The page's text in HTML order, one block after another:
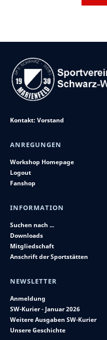
Kontakt: Vorstand
ANREGUNGEN
Workshop Homepage
Logout
Fanshop
INFORMATION
Suchen nach ...
Downloads
Mitgliedschaft
Anschrift der Sportstätten
NEWSLETTER
Anmeldung
SW-Kurier - Januar 2026
Weitere Ausgaben SW-Kurier
Unsere Geschichte